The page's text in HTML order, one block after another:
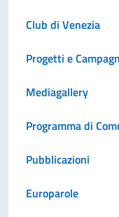
Club di Venezia
Progetti e
Mediagallery
Programma di
Pubblicazioni
Europarole